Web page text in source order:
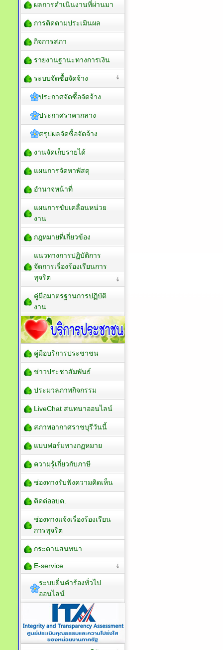
ผลการดำเนินงานที่ผ่านมา
การติดตามประเมินผล
กิจการสภา
รายงานฐานะทางการเงิน
ระบบจัดซื้อจัดจ้าง
ประกาศจัดซื้อจัดจ้าง
ประกาศราคากลาง
สรุปผลจัดซื้อจัดจ้าง
งานจัดเก็บรายได้
แผนการจัดหาพัสดุ
อำนาจหน้าที่
แผนการขับเคลื่อนหน่วย
งาน
กฎหมายที่เกี่ยวข้อง
แนวทางการปฏิบัติการ
จัดการเรื่องร้องเรียนการ
ทุจริต
คู่มือมาตรฐานการปฏิบัติ
งาน
คู่มือบริการประชาชน
ข่าวประชาสัมพันธ์
ประมวลภาพกิจกรรม
LiveChat สนทนาออนไลน์
สภาพอากาศราชบุรีวันนี้
แบบฟอร์มทางกฏหมาย
ความรู้เกี่ยวกับภาษี
ช่องทางรับฟังความคิดเห็น
ติดต่ออบต.
ช่องทางแจ้งเรื่องร้องเรียน
การทุจริต
กระดานสนทนา
E-service
ระบบยื่นคำร้องทั่วไป
ออนไลน์